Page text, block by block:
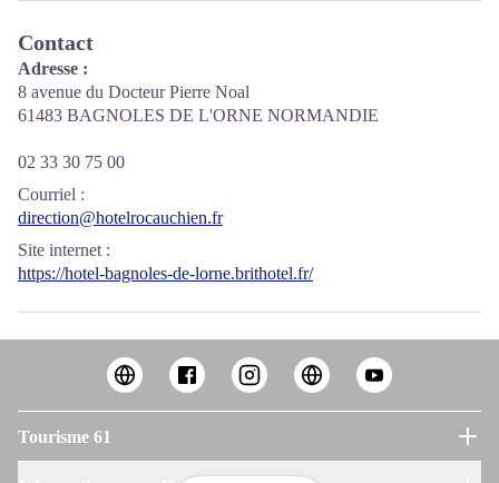
Contact
Adresse :
8 avenue du Docteur Pierre Noal
61483 BAGNOLES DE L'ORNE NORMANDIE
02 33 30 75 00
Courriel :
direction@hotelrocauchien.fr
Site internet :
https://hotel-bagnoles-de-lorne.brithotel.fr/
Tourisme 61